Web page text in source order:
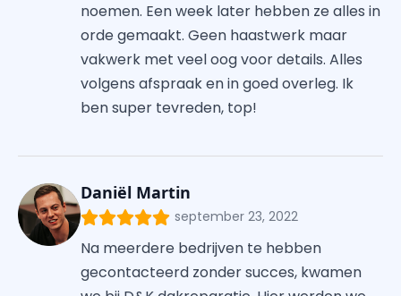
noemen. Een week later hebben ze alles in
orde gemaakt. Geen haastwerk maar
vakwerk met veel oog voor details. Alles
volgens afspraak en in goed overleg. Ik
ben super tevreden, top!
Daniël Martin
september 23, 2022
Na meerdere bedrijven te hebben
gecontacteerd zonder succes, kwamen